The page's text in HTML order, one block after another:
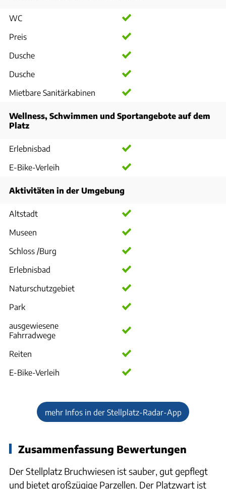
WC
Preis
Dusche
Dusche
Mietbare Sanitärkabinen
Wellness, Schwimmen und Sportangebote auf dem
Platz
Erlebnisbad
E-Bike-Verleih
Aktivitäten in der Umgebung
Altstadt
Museen
Schloss /Burg
Erlebnisbad
Naturschutzgebiet
Park
ausgewiesene
Fahrradwege
Reiten
E-Bike-Verleih
mehr Infos in der Stellplatz-Radar-App
Zusammenfassung Bewertungen
Der Stellplatz Bruchwiesen ist sauber, gut gepflegt
und bietet großzügige Parzellen. Der Platzwart ist